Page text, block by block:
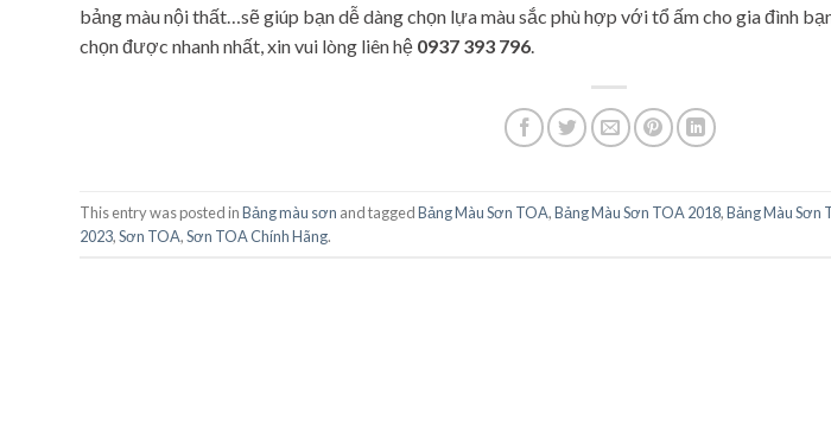
bảng màu nội thất…sẽ giúp bạn dễ dàng chọn lựa màu sắc phù hợp với tổ ấm cho gia đình
chọn được nhanh nhất, xin vui lòng liên hệ 0937 393 796.
This entry was posted inBảng màu sơn and taggedBảng Màu Sơn TOA,Bảng Màu Sơn TOA 2018,Bảng Màu Sơn
2023,Sơn TOA,Sơn TOA Chính Hãng.